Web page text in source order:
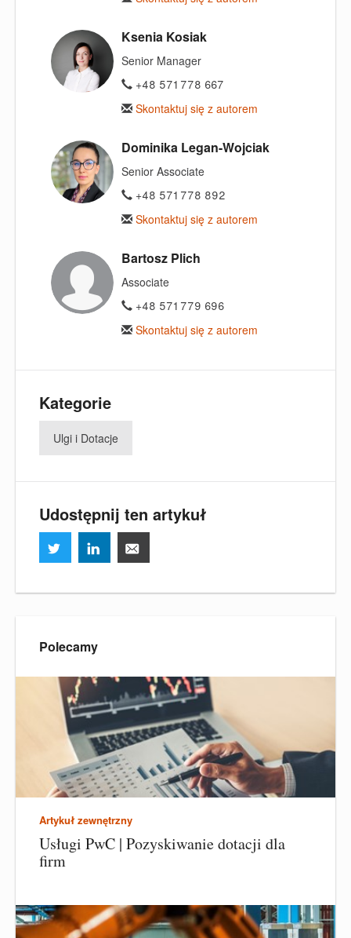
Ksenia Kosiak
Senior Manager
+48 571 778 667
Skontaktuj się z autorem
Dominika Legan-Wojciak
Senior Associate
+48 571 778 892
Skontaktuj się z autorem
Bartosz Plich
Associate
+48 571 779 696
Skontaktuj się z autorem
Kategorie
Ulgi i Dotacje
Udostępnij ten artykuł
Polecamy
Artykuł zewnętrzny
Usługi PwC | Pozyskiwanie dotacji dla
firm